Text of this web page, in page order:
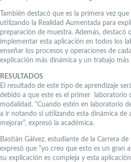
También destacó que es la primera vez
utilizando la Realidad Aumentada para
preparación de muestra. Además, destacó
implementar esta aplicación en todos los
enseñar los procesos y operaciones de
explicación más dinámica y un trabajo
RESULTADOS
El resultado de este tipo de aprendizaje
debido a que este es el primer laboratorio
modalidad. “Cuando estén en laboratorio
a ir notando si utilizando esta dinámica de
mejorar”, expresó la académica.
Bastián Gálvez, estudiante de la Carrera
expresó que “yo creo que esto es un gran
su explicación es compleja y esta